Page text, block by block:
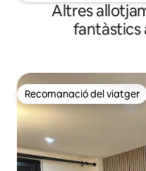
Altres
fantàstics
Recomanació del viatger
Recomanació del viatger